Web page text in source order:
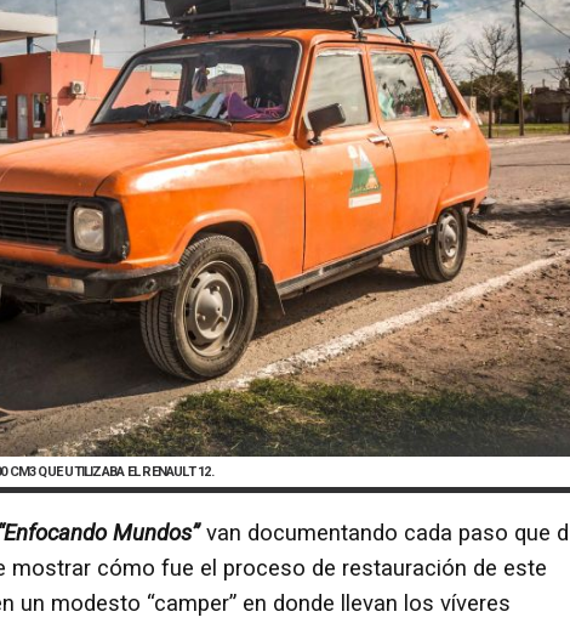
CM3 QUE UTILIZABA EL RENAULT 12.
Mundos”van documentando cada paso que
mostrar cómo fue el proceso de restauración de este
un modesto “camper” en donde llevan los víveres